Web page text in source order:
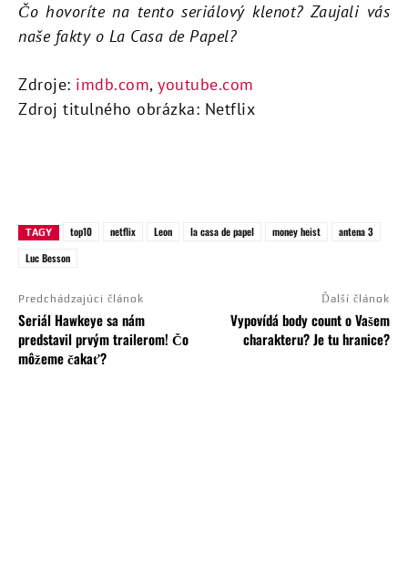
Čo hovoríte na tento seriálový klenot? Zaujali vás
naše fakty o La Casa de Papel?
Zdroje: imdb.com, youtube.com
Zdroj titulného obrázka: Netflix
TAGY top10 netflix Leon la casa de papel money heist
antena 3
Luc Besson
Predchádzajúci článok
Seriál Hawkeye sa nám
predstavil prvým trailerom! Čo
môžeme čakať?
Ďalší článok
Vypovídá body count o Vašem
charakteru? Je tu hranice?